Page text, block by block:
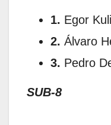
1. Egor
2. Álvaro
3. Pedro
SUB-8